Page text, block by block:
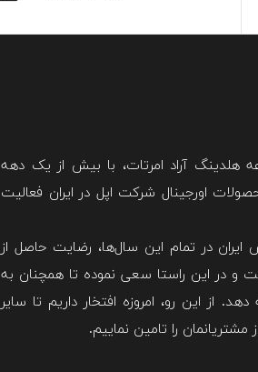
هلدینگ آراد امرتات، با بیش از یک دهه
اورجینال شرکت اپل در ایران فعالیت
در تمام این سال‌ها، رضایت حاصل از
و در این راستا سعی نموده تا همچنان به
از این رو، امروزه افتخار داریم تا سایر
را تامین نماییم.